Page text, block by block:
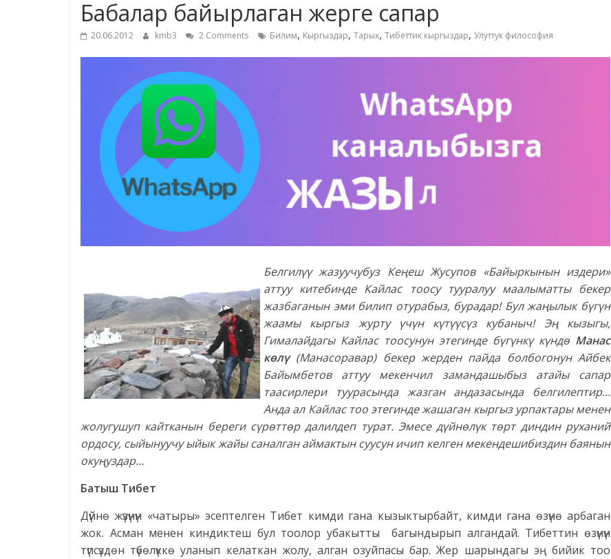
Бабалар байырлаган жерге сапар
20.06.2012 kmb3 2 Comments Билим, Кыргыздар, Тарых, Тибеттик кыргыздар, Улуттук философия
Белгилүү жазуучубуз Кеңеш Жусупов «Байыркынын издери»
аттуу китебинде Кайлас тоосу тууралуу маалыматты бекер
жазбаганын эми билип отурабыз, бурадар! Бул жаңылык бүгүн
жаамы кыргыз журту үчүн күтүүсүз кубаныч! Эң кызыгы,
Гималайдагы Кайлас тоосунун этегинде бүгүнкү күндө Манас
көлү(Манасоравар) бекер жерден пайда болбогонун Айбек
Байымбетов аттуу мекенчил замандашыбыз атайы сапар
таасирлери туурасында жазган андазасында белгилептир…
Анда ал Кайлас тоо этегинде жашаган кыргыз урпактары менен
жолугушуп кайтканын береги сүрөттөр далилдеп турат. Эмесе дүйнөлүк төрт диндин руханий
ордосу, сыйынуучу ыйык жайы саналган аймактын суусун ичип келген мекендешибиздин баянын
окуңуздар…
Батыш Тибет
Дүйнө жүзүнүн «чатыры» эсептелген Тибет кимди гана кызыктырбайт, кимди гана өзүнө арбаган
жок. Асман менен киндиктеш бул тоолор убакытты багындырып алгандай. Тибеттин өзүнүн
түпсүздөн түбөлүккө уланып келаткан жолу, алган озуйпасы бар. Жер шарындагы эң бийик тоо